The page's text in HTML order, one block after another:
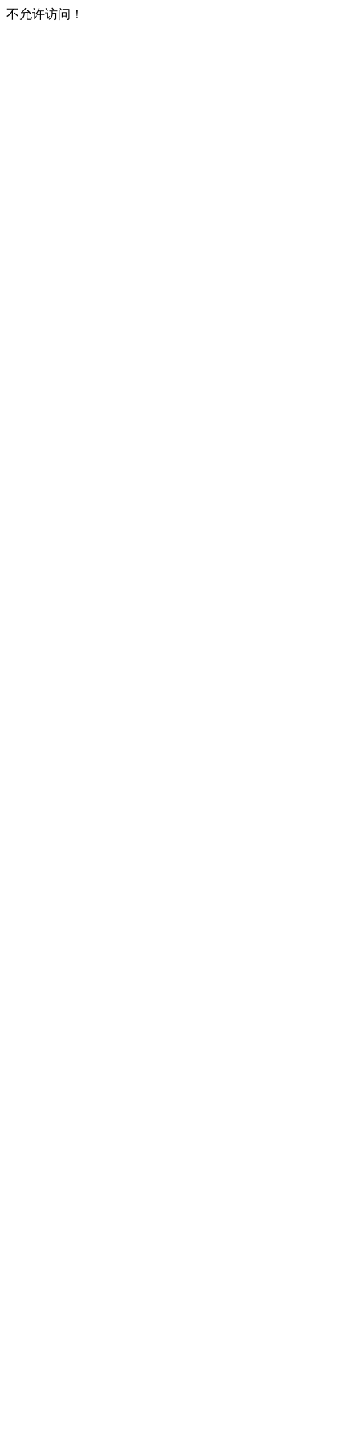
不允许访问！